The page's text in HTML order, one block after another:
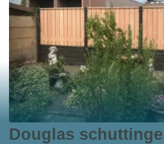
Douglas